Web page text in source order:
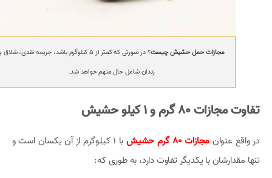
مجازات حمل حشیش چیست
؟ در صورتی که کمتر از 5 کیلوگرم باشد، جریمه نقدی، شلاق
زندان شامل حال متهم خواهد شد.
تفاوت مجازات 80 گرم و 1 کیلو حشیش
در واقع عنوان مجازات 80 گرم حشیش
با 1 کیلوگرم از آن یکسان است و
تنها مقدارشان با یکدیگر تفاوت دارد، به طوری که: